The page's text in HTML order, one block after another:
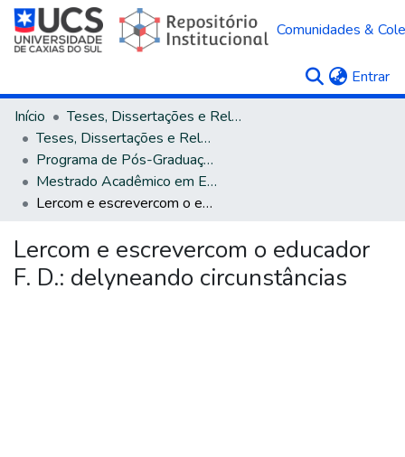
Comunidades &
Entrar
Início
Teses, Dissertações e Relatórios
Teses, Dissertações e Relatórios defendidos na UCS
Programa de Pós-Graduação em Educação
Mestrado Acadêmico em Educação
Lercom e escrevercom o educador F. D.: delyneando circunstâncias
Lercom e escrevercom o educador
F. D.: delyneando circunstâncias